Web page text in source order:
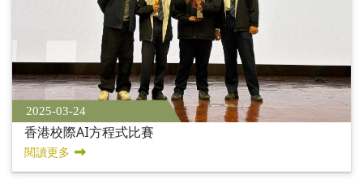
2025-03-24
香港校際AI方程式比賽
閱讀更多